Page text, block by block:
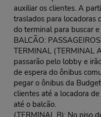
auxiliar os clientes. A
traslados para locadoras
do terminal para buscar
BALCÃO:
TERMINAL (TERMINAL
passarão pelo lobby e
de espera do ônibus
pegar o ônibus da
clientes até a locadora
até o balcão.